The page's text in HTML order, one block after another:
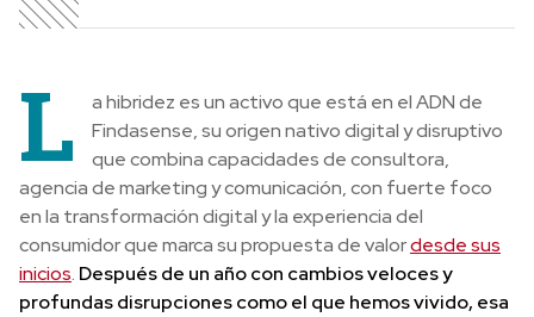
L
a hibridez es un activo que está en el ADN de
Findasense, su origen nativo digital y disruptivo
que combina capacidades de consultora,
agencia de marketing y comunicación, con fuerte foco
en la transformación digital y la experiencia del
consumidor que marca su propuesta de valordesde sus
inicios. Después de un año con cambios veloces y
profundas disrupciones como el que hemos vivido, esa